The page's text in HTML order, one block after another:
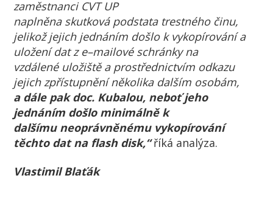
zaměstnanci CVT UP
naplněna skutková podstata trestného činu,
jelikož jejich jednáním došlok vykopírování a
uložení dat z e–mailové schránky na
vzdálenéuložiště a prostřednictvím odkazu
jejich zpřístupnění několika dalším osobám,
adále pak doc. Kubalou, neboť jeho
jednáním došlo minimálně k
dalšímuneoprávněnému vykopírování
těchto dat na flash disk,“říká analýza.
Vlastimil Blaťák